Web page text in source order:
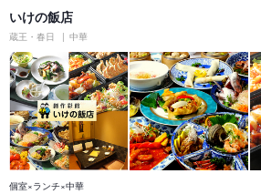
いけの飯店
蔵王・春日 中華
個室×ランチ×中華